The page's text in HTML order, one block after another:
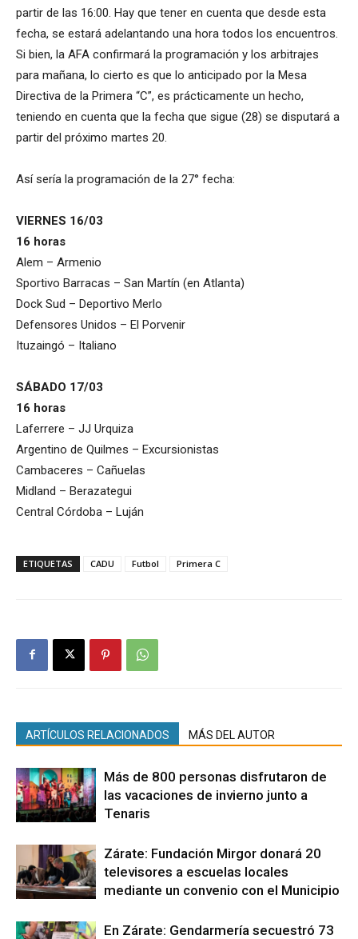
partir de las 16:00. Hay que tener en cuenta que desde esta
fecha, se estará adelantando una hora todos los encuentros.
Si bien, la AFA confirmará la programación y los arbitrajes
para mañana, lo cierto es que lo anticipado por la Mesa
Directiva de la Primera “C”, es prácticamente un hecho,
teniendo en cuenta que la fecha que sigue (28) se disputará a
partir del próximo martes 20.
Así sería la programación de la 27° fecha:
VIERNES 16/03
16 horas
Alem – Armenio
Sportivo Barracas – San Martín (en Atlanta)
Dock Sud – Deportivo Merlo
Defensores Unidos – El Porvenir
Ituzaingó – Italiano
SÁBADO 17/03
16 horas
Laferrere – JJ Urquiza
Argentino de Quilmes – Excursionistas
Cambaceres – Cañuelas
Midland – Berazategui
Central Córdoba – Luján
ETIQUETAS CADU Futbol Primera C
ARTÍCULOS RELACIONADOS MÁS DEL AUTOR
Más de 800 personas disfrutaron de
las vacaciones de invierno junto a
Tenaris
Zárate: Fundación Mirgor donará 20
televisores a escuelas locales
mediante un convenio con el Municipio
En Zárate: Gendarmería secuestró 73